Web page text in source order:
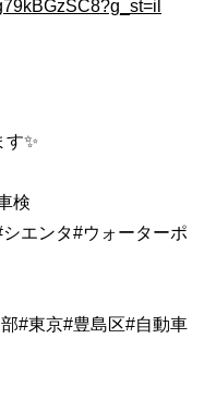
✨
検
エンタ#ウォーターポ
#東京#豊島区#自動車